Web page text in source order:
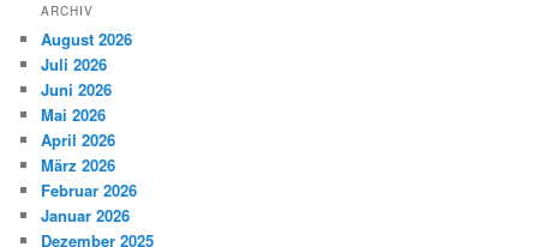
ARCHIV
August 2026
Juli 2026
Juni 2026
Mai 2026
April 2026
März 2026
Februar 2026
Januar 2026
Dezember 2025